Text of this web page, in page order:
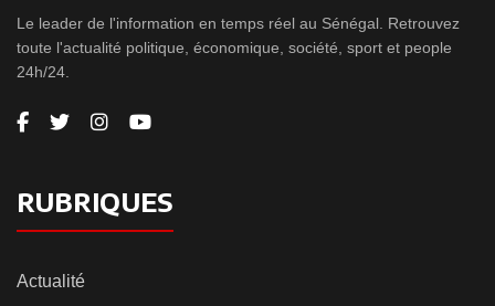
Le leader de l'information en temps réel au Sénégal. Retrouvez
toute l'actualité politique, économique, société, sport et people
24h/24.
RUBRIQUES
Actualité